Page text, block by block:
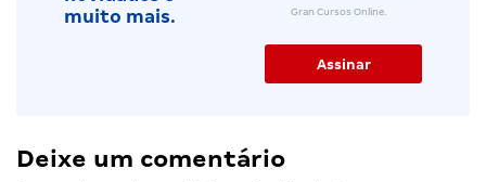
muito mais.
Gran Cursos Online.
Deixe um comentário